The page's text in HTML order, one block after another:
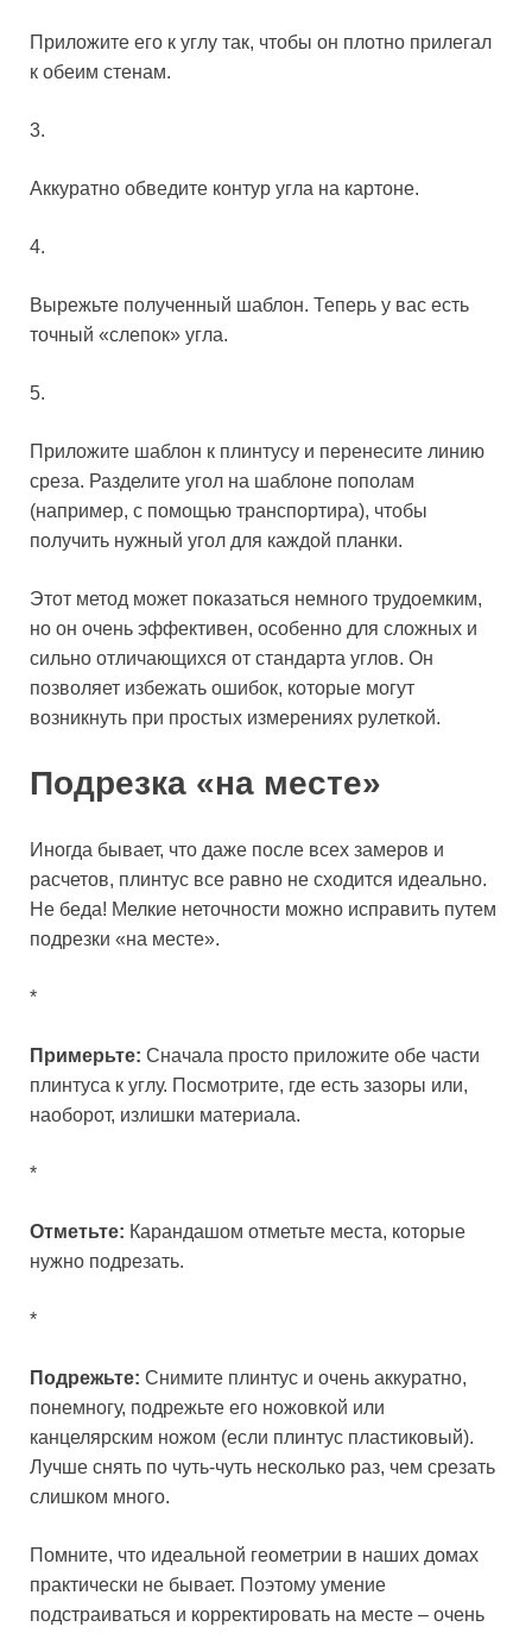
Приложите его к углу так, чтобы он плотно прилегал
к обеим стенам.
3.
Аккуратно обведите контур угла на картоне.
4.
Вырежьте полученный шаблон. Теперь у вас есть
точный «слепок» угла.
5.
Приложите шаблон к плинтусу и перенесите линию
среза. Разделите угол на шаблоне пополам
(например, с помощью транспортира), чтобы
получить нужный угол для каждой планки.
Этот метод может показаться немного трудоемким,
но он очень эффективен, особенно для сложных и
сильно отличающихся от стандарта углов. Он
позволяет избежать ошибок, которые могут
возникнуть при простых измерениях рулеткой.
Подрезка «на месте»
Иногда бывает, что даже после всех замеров и
расчетов, плинтус все равно не сходится идеально.
Не беда! Мелкие неточности можно исправить путем
подрезки «на месте».
*
Примерьте: Сначала просто приложите обе части
плинтуса к углу. Посмотрите, где есть зазоры или,
наоборот, излишки материала.
*
Отметьте: Карандашом отметьте места, которые
нужно подрезать.
*
Подрежьте: Снимите плинтус и очень аккуратно,
понемногу, подрежьте его ножовкой или
канцелярским ножом (если плинтус пластиковый).
Лучше снять по чуть-чуть несколько раз, чем срезать
слишком много.
Помните, что идеальной геометрии в наших домах
практически не бывает. Поэтому умение
подстраиваться и корректировать на месте – очень